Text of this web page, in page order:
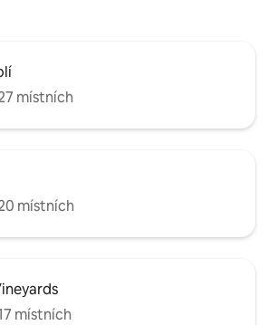
místních
místních
místních